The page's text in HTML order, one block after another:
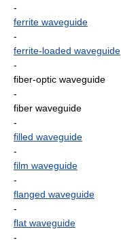
-
ferrite waveguide
-
ferrite-loaded waveguide
-
fiber-optic waveguide
-
fiber waveguide
-
filled waveguide
-
film waveguide
-
flanged waveguide
-
flat waveguide
-